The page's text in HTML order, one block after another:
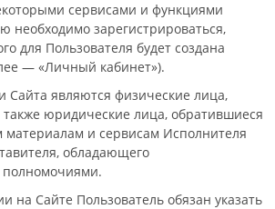
сервисами и функциями
необходимо зарегистрироваться,
для Пользователя будет создана
— «Личный кабинет»).
Сайта являются физические лица,
также юридические лица, обратившиеся
и сервисам Исполнителя
обладающего
на Сайте Пользователь обязан указать